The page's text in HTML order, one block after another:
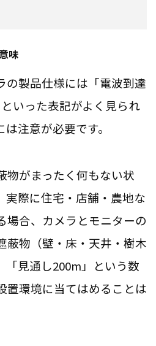
味
の製品仕様には「電波到達
いった表記がよく見られ
注意が必要です。
物がまったく何もない状
実際に住宅・店舗・農地な
場合、カメラとモニターの
蔽物（壁・床・天井・樹木
「見通し200m」という数
置環境に当てはめることは